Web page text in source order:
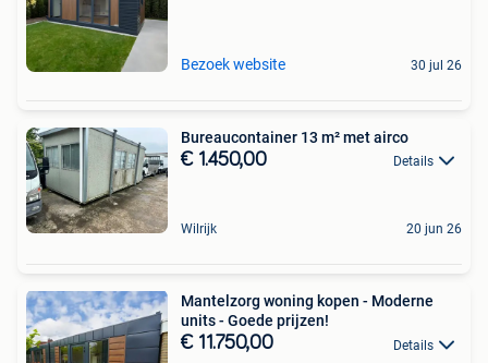
Bezoek website 30 jul 26
Bureaucontainer 13 m² met airco
€ 1.450,00 Details
Wilrijk 20 jun 26
Mantelzorg woning kopen - Moderne
units - Goede prijzen!
€ 11.750,00 Details